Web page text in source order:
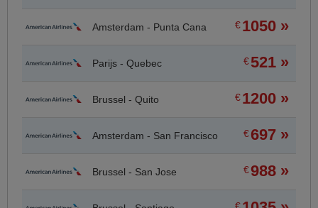
Amsterdam - Punta Cana €1050 »
Parijs - Quebec €521 »
Brussel - Quito €1200 »
Amsterdam - San Francisco €697 »
Brussel - San Jose €988 »